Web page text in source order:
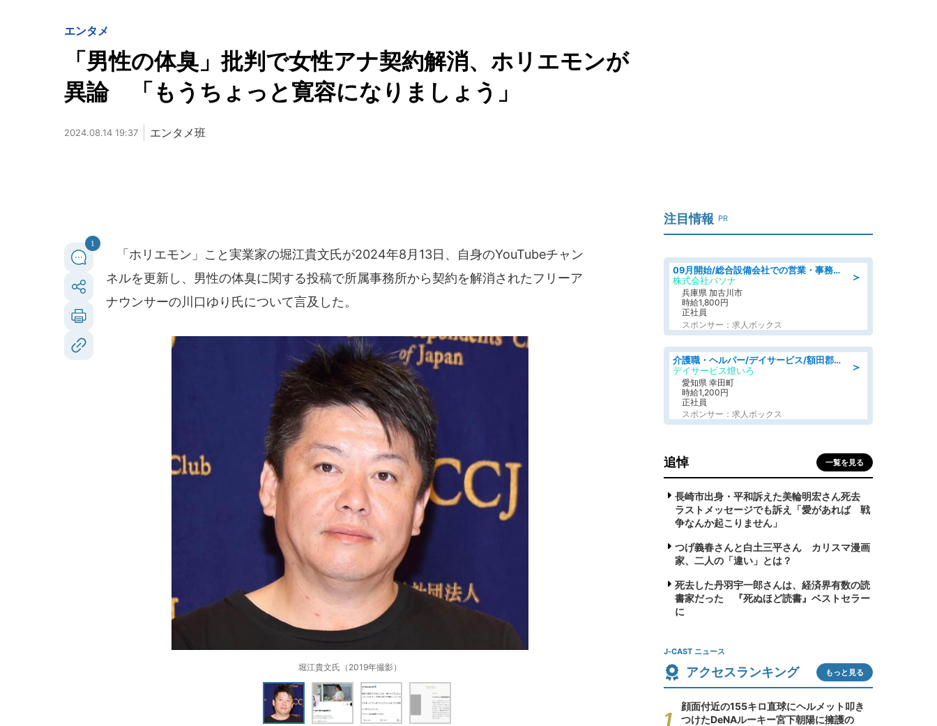
エンタメ
「男性の体臭」批判で女性アナ契約解消、ホリエモンが
異論 「もうちょっと寛容になりましょう」
2024.08.14 19:37 エンタメ班
1
「ホリエモン」こと実業家の堀江貴文氏が2024年8月13日、自身のYouTubeチャン
ネルを更新し、男性の体臭に関する投稿で所属事務所から契約を解消されたフリーア
ナウンサーの川口ゆり氏について言及した。
堀江貴文氏（2019年撮影）
注目情報 PR
＞
09月開始/総合設備会社での営業・事務のお仕事/車通勤可/賞与あり/営業/営業事務
株式会社パソナ
兵庫県 加古川市
時給1,800円
正社員
スポンサー：求人ボックス
＞
介護職・ヘルパー/デイサービス/額田郡幸田町/JR東海道本線 幸田/愛知県
デイサービス燈いろ
愛知県 幸田町
時給1,200円
正社員
スポンサー：求人ボックス
追悼 一覧を見る
長崎市出身・平和訴えた美輪明宏さん死去
ラストメッセージでも訴え「愛があれば 戦
争なんか起こりません」
つげ義春さんと白土三平さん カリスマ漫画
家、二人の「違い」とは？
死去した丹羽宇一郎さんは、経済界有数の読
書家だった 『死ぬほど読書』ベストセラー
に
J-CAST ニュース
アクセスランキング もっと見る
顔面付近の155キロ直球にヘルメット叩き
つけたDeNAルーキー宮下朝陽に擁護の